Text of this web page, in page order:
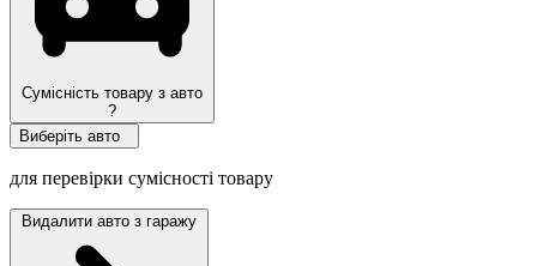
Сумісність товару з авто
?
Виберіть авто
для перевірки сумісності товару
Видалити авто з гаражу